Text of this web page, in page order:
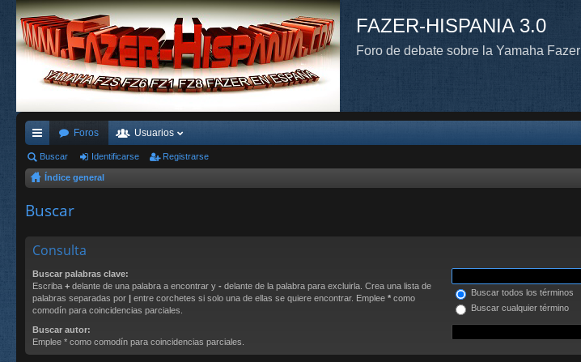
FAZER-HISPANIA 3.0
Foro de debate sobre la Yamaha Fazer
nl
ac
es
pi
do
s
Foros Usuarios
Buscar Identificarse Registrarse
Índice general
Buscar
Consulta
Buscar palabras clave:
Escriba + delante de una palabra a encontrar y - delante de la palabra para excluirla. Crea una lista de
palabras separadas por | entre corchetes si solo una de ellas se quiere encontrar. Emplee * como
comodín para coincidencias parciales.
Buscar todos los términos
Buscar cualquier término
Buscar autor:
Emplee * como comodín para coincidencias parciales.